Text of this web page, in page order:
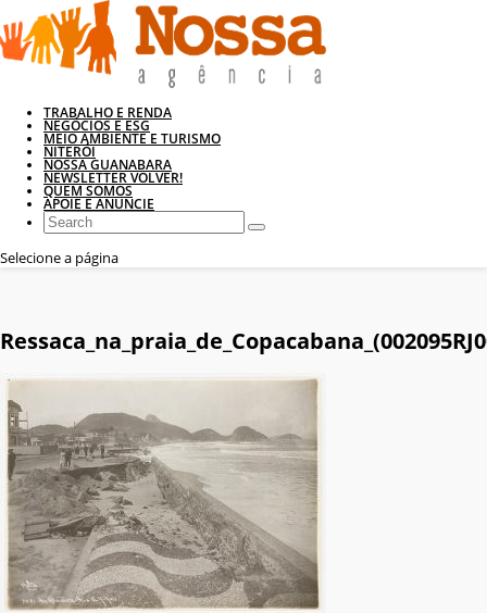
TRABALHO E RENDA
NEGÓCIOS E ESG
MEIO AMBIENTE E TURISMO
NITERÓI
NOSSA GUANABARA
NEWSLETTER VOLVER!
QUEM SOMOS
APOIE E ANUNCIE
Selecione a página